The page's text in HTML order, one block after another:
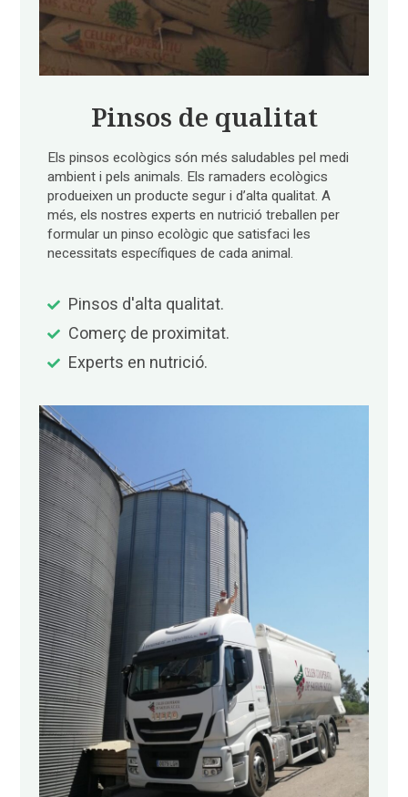
Pinsos de qualitat
Els pinsos ecològics són més saludables pel medi
ambient i pels animals. Els ramaders ecològics
produeixen un producte segur i d’alta qualitat. A
més, els nostres experts en nutrició treballen per
formular un pinso ecològic que satisfaci les
necessitats específiques de cada animal.
Pinsos d'alta qualitat.
Comerç de proximitat.
Experts en nutrició.